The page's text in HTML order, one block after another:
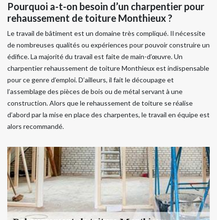
Pourquoi a-t-on besoin d’un charpentier pour
rehaussement de toiture Monthieux ?
Le travail de bâtiment est un domaine très compliqué. Il nécessite
de nombreuses qualités ou expériences pour pouvoir construire un
édifice. La majorité du travail est faite de main-d’œuvre. Un
charpentier rehaussement de toiture Monthieux est indispensable
pour ce genre d’emploi. D’ailleurs, il fait le découpage et
l’assemblage des pièces de bois ou de métal servant à une
construction. Alors que le rehaussement de toiture se réalise
d’abord par la mise en place des charpentes, le travail en équipe est
alors recommandé.